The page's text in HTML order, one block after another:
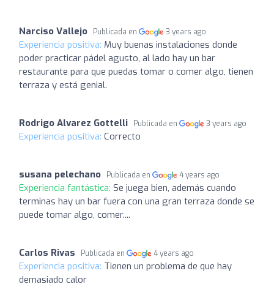
Narciso Vallejo Publicada en 3 years ago
Experiencia positiva: Muy buenas instalaciones donde
poder practicar pádel agusto, al lado hay un bar
restaurante para que puedas tomar o comer algo, tienen
terraza y está genial.
Rodrigo Alvarez Gottelli Publicada en 3 years ago
Experiencia positiva: Correcto
susana pelechano Publicada en 4 years ago
Experiencia fantástica: Se juega bien, además cuando
terminas hay un bar fuera con una gran terraza donde se
puede tomar algo, comer....
Carlos Rivas Publicada en 4 years ago
Experiencia positiva: Tienen un problema de que hay
demasiado calor